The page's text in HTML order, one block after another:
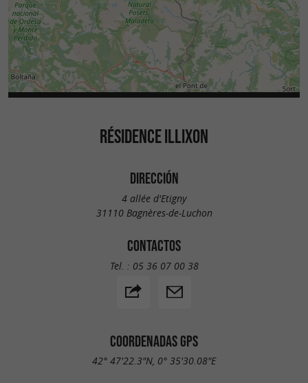
RÉSIDENCE ILLIXON
DIRECCIÓN
4 allée d'Etigny
31110 Bagnères-de-Luchon
CONTACTOS
Tel. : 05 36 07 00 38
COORDENADAS GPS
42° 47'22.3"N, 0° 35'30.08"E